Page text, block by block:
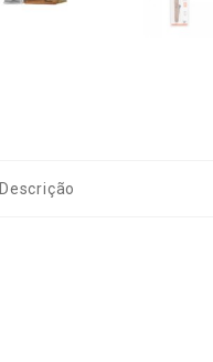
Descrição